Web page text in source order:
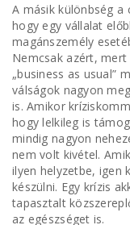
A másik különbség a
hogy egy vállalat
magánszemély
Nemcsak azért,
„business as usual”
válságok nagyon
is. Amikor
hogy lelkileg is
mindig nagyon
nem volt kivétel.
ilyen helyzetbe, igen
készülni. Egy krízis
tapasztalt
az egészséget is.